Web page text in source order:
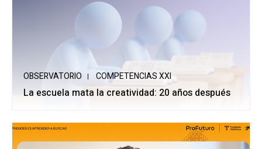
OBSERVATORIO COMPETENCIAS XXI
La escuela mata la creatividad: 20 años después